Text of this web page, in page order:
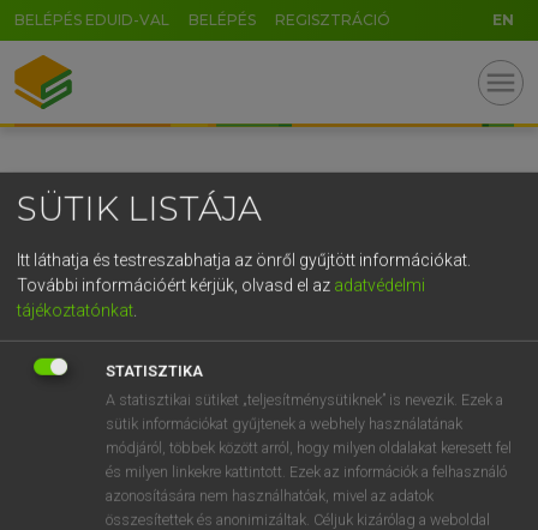
BELÉPÉS EDUID-VAL BELÉPÉS REGISZTRÁCIÓ EN
menu
SÜTIK LISTÁJA
Itt láthatja és testreszabhatja az önről gyűjtött információkat.
További információért kérjük, olvasd el az adatvédelmi
tájékoztatónkat
STATISZTIKA
A statisztikai sütiket „teljesítménysütiknek” is nevezik. Ezek a
sütik információkat gyűjtenek a webhely használatának
módjáról, többek között arról, hogy milyen oldalakat keresett fel
és milyen linkekre kattintott. Ezek az információk a felhasználó
azonosítására nem használhatóak, mivel az adatok
összesítettek és anonimizáltak. Céljuk kizárólag a weboldal
GR
5
g h k l
v b n m , . - AltGr